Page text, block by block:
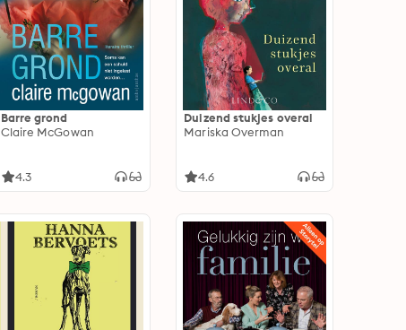
Barre grond
Claire McGowan
4.3
Duizend stukjes overal
Mariska Overman
4.6